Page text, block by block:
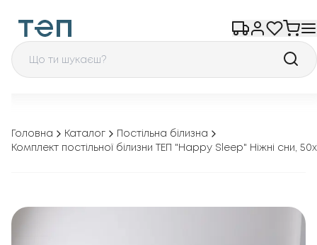
Головна Каталог
Постільна білизна
Комплект постільної білизни ТЕП "Happy Sleep" Ніжні сни,